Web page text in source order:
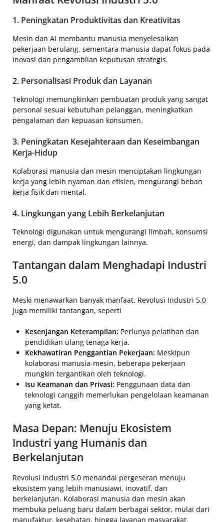
1. Peningkatan Produktivitas dan Kreativitas
Mesin dan AI membantu manusia menyelesaikan
pekerjaan berulang, sementara manusia dapat fokus pada
inovasi dan pengambilan keputusan strategis.
2. Personalisasi Produk dan Layanan
Teknologi memungkinkan pembuatan produk yang sangat
personal sesuai kebutuhan pelanggan, meningkatkan
pengalaman dan kepuasan konsumen.
3. Peningkatan Kesejahteraan dan Keseimbangan
Kerja-Hidup
Kolaborasi manusia dan mesin menciptakan lingkungan
kerja yang lebih nyaman dan efisien, mengurangi beban
kerja fisik dan mental.
4. Lingkungan yang Lebih Berkelanjutan
Teknologi digunakan untuk mengurangi limbah, konsumsi
energi, dan dampak lingkungan lainnya.
Tantangan dalam Menghadapi Industri
5.0
Meski menawarkan banyak manfaat, Revolusi Industri 5.0
juga memiliki tantangan, seperti
Kesenjangan Keterampilan: Perlunya pelatihan dan
pendidikan ulang tenaga kerja.
Kekhawatiran Penggantian Pekerjaan: Meskipun
kolaborasi manusia-mesin, beberapa pekerjaan
mungkin tergantikan oleh teknologi.
Isu Keamanan dan Privasi: Penggunaan data dan
teknologi canggih memerlukan pengelolaan keamanan
yang ketat.
Masa Depan: Menuju Ekosistem
Industri yang Humanis dan
Berkelanjutan
Revolusi Industri 5.0 menandai pergeseran menuju
ekosistem yang lebih manusiawi, inovatif, dan
berkelanjutan. Kolaborasi manusia dan mesin akan
membuka peluang baru dalam berbagai sektor, mulai dari
manufaktur, kesehatan, hingga layanan masyarakat.